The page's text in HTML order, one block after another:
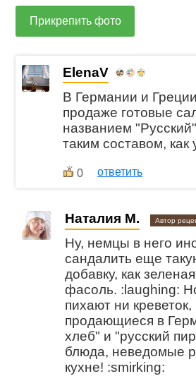
Прикрепить фото
ElenaV
В Германии и
продаже готовые
названием
таким составом, как
0 ответить
Наталия М. Автор
Ну, немцы в него
сандалить еще
добавку, как
фасоль. :laughing:
пихают ни
продающиеся в
хлеб" и "русский
блюда, неведомые
кухне! :smirking: